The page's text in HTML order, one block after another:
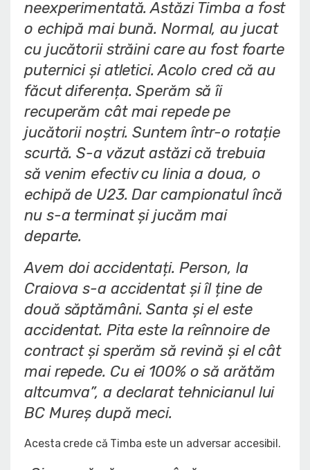
neexperimentată. Astăzi Timba a fost
o echipă mai bună. Normal, au jucat
cu jucătorii străini care au fost foarte
puternici și atletici. Acolo cred că au
făcut diferența. Sperăm să îi
recuperăm cât mai repede pe
jucătorii noștri. Suntem într-o rotație
scurtă. S-a văzut astăzi că trebuia
să venim efectiv cu linia a doua, o
echipă de U23. Dar campionatul încă
nu s-a terminat și jucăm mai
departe.
Avem doi accidentați. Person, la
Craiova s-a accidentat și îl ține de
două săptămâni. Santa și el este
accidentat. Pita este la reînnoire de
contract și sperăm să revină și el cât
mai repede. Cu ei 100% o să arătăm
altcumva”, a declarat tehnicianul lui
BC Mureș după meci.
Acesta crede că Timba este un adversar accesibil.